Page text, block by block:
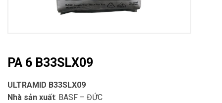
PA 6 B33SLX09
ULTRAMID B33SLX09
Nhà sản xuất: BASF – ĐỨC